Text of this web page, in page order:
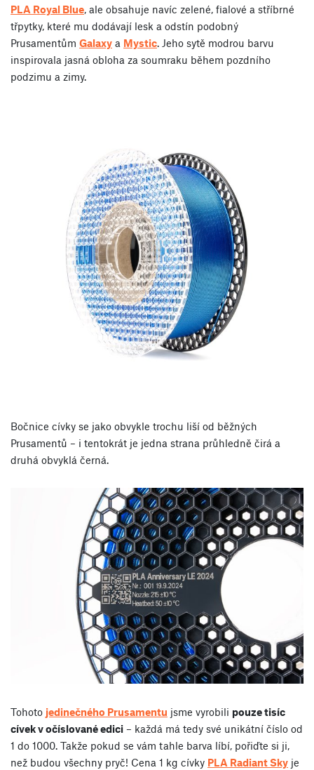
PLA Royal Blue, ale obsahuje navíc zelené, fialové a stříbrné
třpytky, které mu dodávají lesk a odstín podobný
Prusamentům Galaxy a Mystic. Jeho sytě modrou barvu
inspirovala jasná obloha za soumraku během pozdního
podzimu a zimy.
Bočnice cívky se jako obvykle trochu liší od běžných
Prusamentů – i tentokrát je jedna strana průhledně čirá a
druhá obvyklá černá.
Tohoto jedinečného Prusamentu jsme vyrobili pouze tisíc
cívek v očíslované edici – každá má tedy své unikátní číslo od
1 do 1000. Takže pokud se vám tahle barva líbí, pořiďte si ji,
než budou všechny pryč! Cena 1 kg cívky PLA Radiant Sky je